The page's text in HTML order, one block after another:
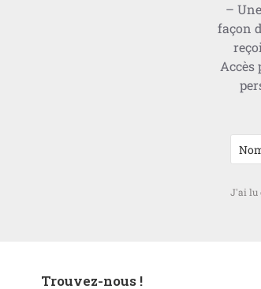
–
façon
Accès
J'ai lu
Trouvez-nous !